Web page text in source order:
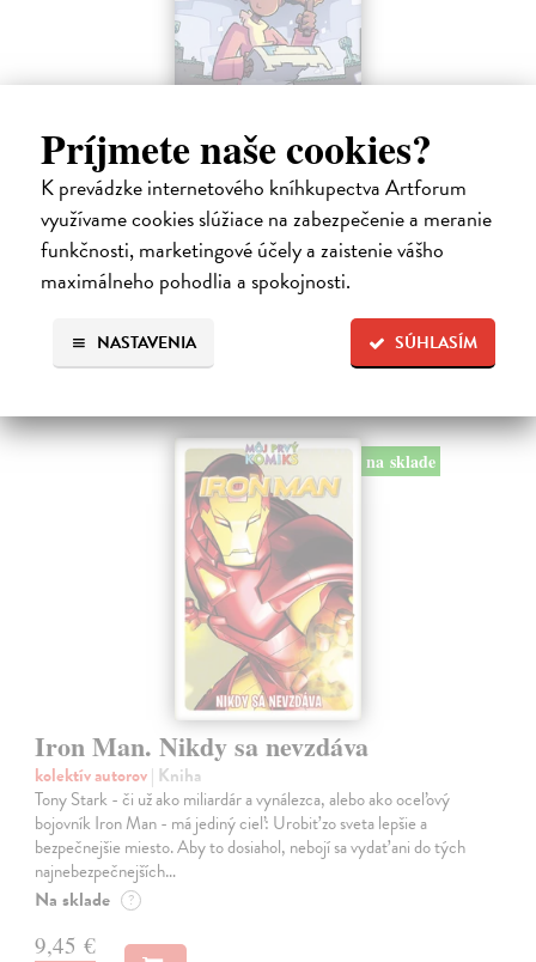
Príjmete naše cookies?
K prevádzke internetového kníhkupectva Artforum
využívame cookies slúžiace na zabezpečenie a meranie
funkčnosti, marketingové účely a zaistenie vášho
maximálneho pohodlia a spokojnosti.
SÚHLASÍM
NASTAVENIA
Minecraft: Srdce z kameňa 2
Clemson Andrew, Lawson Jeremy, Esposito Taylor| Kniha
Druhé pokračovanie napínavého dobrodružstva zo sveta Minecraftu.
Samotársky farmár Cobb sa chce len starať o svoju úrodu, zbierať
suroviny a mať pokoj.
Na sklade ?
9,45 €
9,95 € ?
na sklade
Iron Man. Nikdy sa nevzdáva
kolektív autorov| Kniha
Tony Stark - či už ako miliardár a vynálezca, alebo ako oceľový
bojovník Iron Man - má jediný cieľ: Urobiť zo sveta lepšie a
bezpečnejšie miesto. Aby to dosiahol, nebojí sa vydať ani do tých
najnebezpečnejších…
Na sklade ?
9,45 €